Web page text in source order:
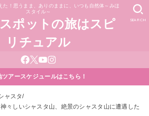
た！思うまま、ありのままに、いつも自然体～みほ
スタイル～
ポットの旅はスピ
リチュアル
SEARCH
ツアースケジュールはこちら！
ャスタ
々しいシャスタ山、絶景のシャスタ山に遭遇した